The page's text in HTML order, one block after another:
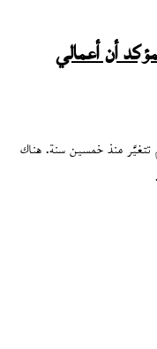
أن أعمالي
تتغيَّر منذ خمسين سنة. هناك